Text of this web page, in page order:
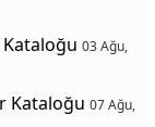
03 Ağu,
Kataloğu 07 Ağu,